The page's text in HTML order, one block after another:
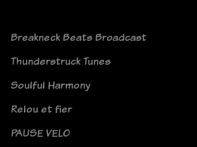
Breakneck Beats Broadcast
Thunderstruck Tunes
Soulful Harmony
Relou et fier
PAUSE VELO